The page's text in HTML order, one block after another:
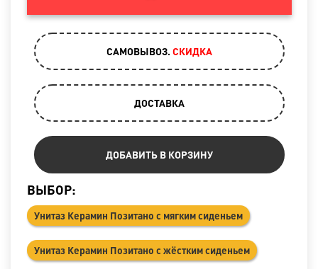
САМОВЫВОЗ. CКИДКА
ДОСТАВКА
ДОБАВИТЬ В КОРЗИНУ
ВЫБОР:
Унитаз Керамин Позитано с мягким сиденьем
Унитаз Керамин Позитано с жёстким сиденьем